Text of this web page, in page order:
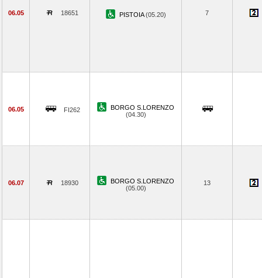
06.05 18651 PISTOIA(05.20) 7
06.05 FI262
BORGO S.LORENZO
(04.30)
06.07 18930
BORGO S.LORENZO
(05.00)
13